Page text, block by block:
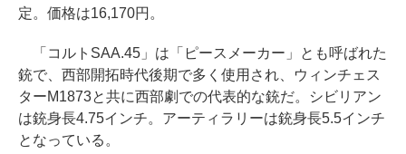
定。価格は16,170円。
「コルトSAA.45」は「ピースメーカー」とも呼ばれた
銃で、西部開拓時代後期で多く使用され、ウィンチェス
ターM1873と共に西部劇での代表的な銃だ。シビリアン
は銃身長4.75インチ。アーティラリーは銃身長5.5インチ
となっている。